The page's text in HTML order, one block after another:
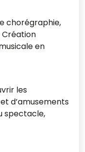
chorégraphie,
Création
en
les
d’amusements
spectacle,